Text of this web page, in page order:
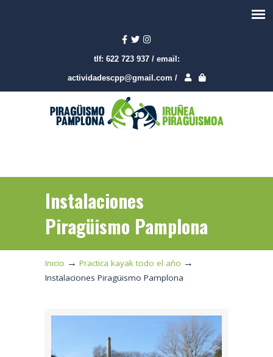
tlf: 622 723 937 / email:
actividadescpp@gmail.com /
Instalaciones
Piragüismo Pamplona
Inicio → Practica kayak todo el año →
Instalaciones Piragüismo Pamplona